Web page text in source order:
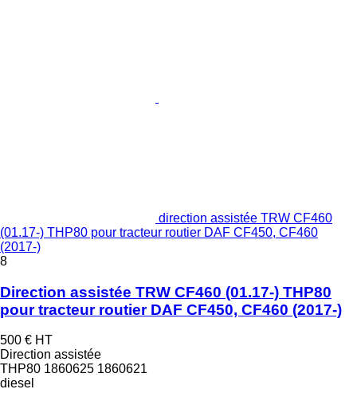
direction assistée TRW CF460
(01.17-) THP80 pour tracteur routier DAF CF450, CF460
(2017-)
8
Direction assistée TRW CF460 (01.17-) THP80
pour tracteur routier DAF CF450, CF460 (2017-)
500 € HT
Direction assistée
THP80 1860625 1860621
diesel